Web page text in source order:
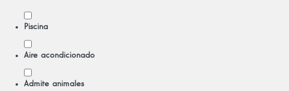
Piscina
Aire acondicionado
Admite animales